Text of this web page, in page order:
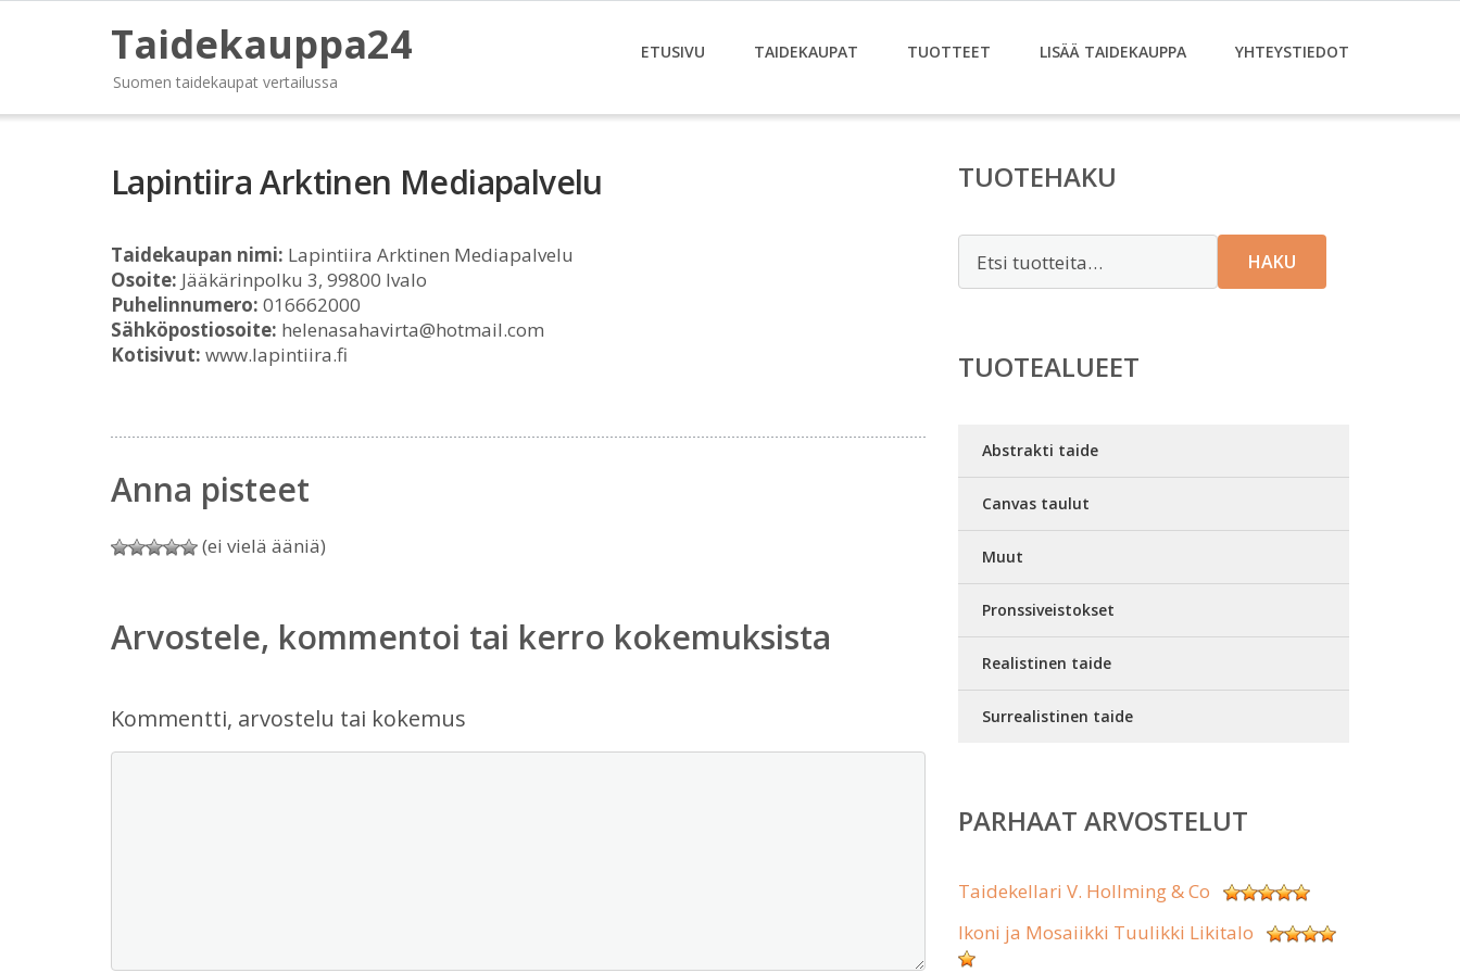
Taidekauppa24
Suomen taidekaupat vertailussa
ETUSIVU TAIDEKAUPAT TUOTTEET LISÄÄ TAIDEKAUPPA YHTEYSTIEDOT
Lapintiira Arktinen Mediapalvelu
Taidekaupan nimi: Lapintiira Arktinen Mediapalvelu
Osoite: Jääkärinpolku 3, 99800 Ivalo
Puhelinnumero: 016662000
Sähköpostiosoite: helenasahavirta@hotmail.com
Kotisivut: www.lapintiira.fi
Anna pisteet
(ei vielä ääniä)
Arvostele, kommentoi tai kerro kokemuksista
Kommentti, arvostelu tai kokemus
TUOTEHAKU
HAKU
TUOTEALUEET
Abstrakti taide
Canvas taulut
Muut
Pronssiveistokset
Realistinen taide
Surrealistinen taide
PARHAAT ARVOSTELUT
Taidekellari V. Hollming & Co
Ikoni ja Mosaiikki Tuulikki Likitalo